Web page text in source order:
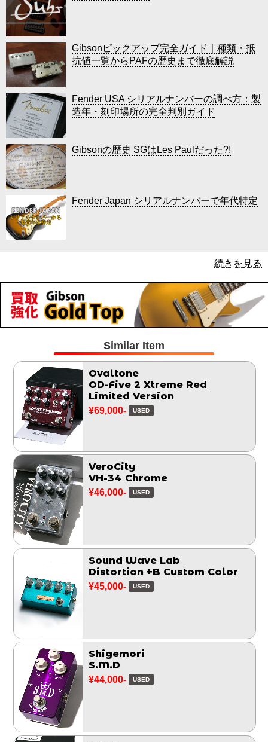
Gibsonピックアップ完全ガイド｜種類・抵
抗値一覧からPAFの歴史まで徹底解説
Fender USA シリアルナンバーの調べ方：製
造年・刻印場所の完全判別ガイド
Gibsonの歴史 SGはLes Paulだった?!
Fender Japan シリアルナンバーで年代特定
続きを見る
Similar Item
Ovaltone
OD-Five 2 Xtreme Red
Limited Version
¥69,000- USED
VeroCity
VH-34 Chrome
¥46,000- USED
Sound Wave Lab
Distortion +B Custom Color
¥45,000- USED
Shigemori
S.M.D
¥44,000- USED